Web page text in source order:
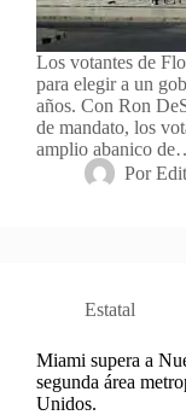
Los votantes de
para elegir a un
años. Con Ron
de mandato, los
amplio abanico
Por
Estatal
Miami supera a
segunda área
Unidos.